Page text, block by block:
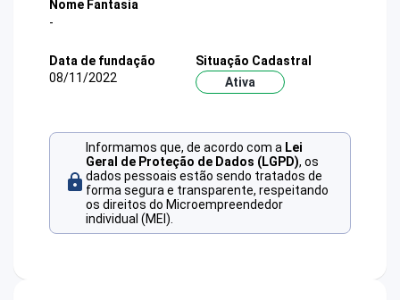
Nome Fantasia
-
Data de fundação
08/11/2022
Situação Cadastral
Ativa
Informamos que, de acordo com a Lei
Geral de Proteção de Dados (LGPD), os
dados pessoais estão sendo tratados de
forma segura e transparente, respeitando
os direitos do Microempreendedor
individual (MEI).